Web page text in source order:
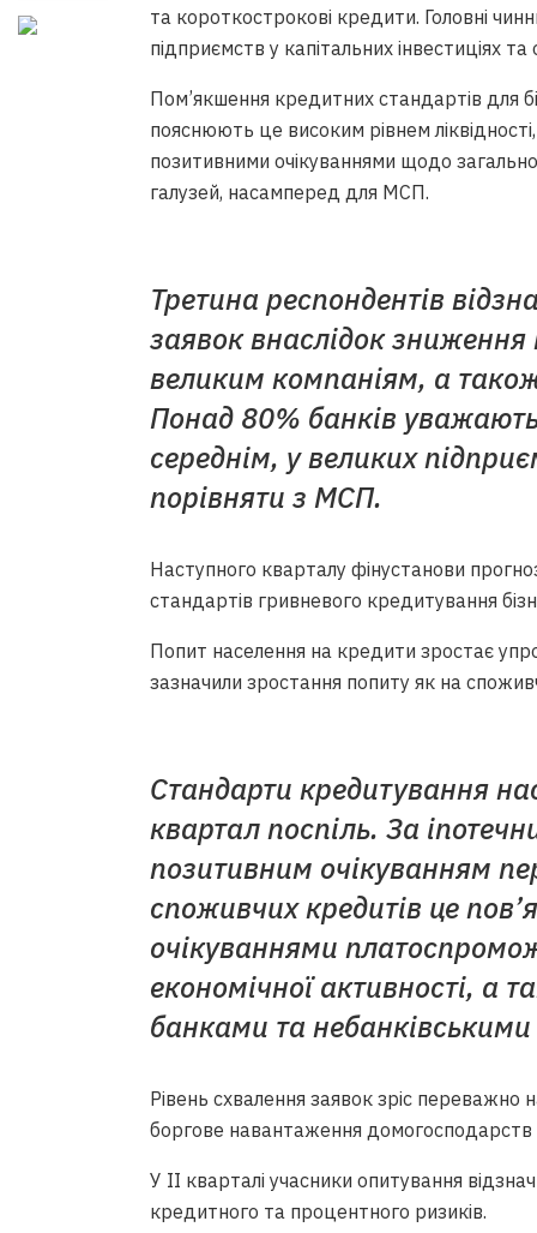
та короткострокові кредити. Головні
підприємств у капітальних інвестиціях та
Пом’якшення кредитних стандартів для
пояснюють це високим рівнем
позитивними очікуваннями щодо
галузей, насамперед для МСП.
Третина респондентів
заявок внаслідок зниження
великим компаніям, а
Понад 80% банків
середнім, у великих
порівняти з МСП.
Наступного кварталу фінустанови
стандартів гривневого кредитування
Попит населення на кредити зростає
зазначили зростання попиту як на
Стандарти кредитування
квартал поспіль. За
позитивним очікуванням
споживчих кредитів це
очікуваннями
економічної активності, а
банками та
Рівень схвалення заявок зріс
боргове навантаження домогосподарств
У ІІ кварталі учасники опитування
кредитного та процентного ризиків.